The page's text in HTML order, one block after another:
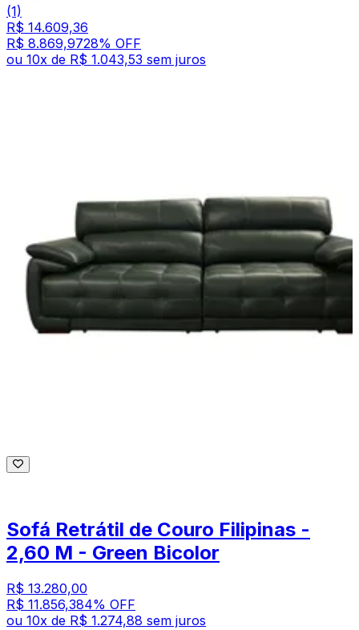
(1)
R$ 14.609,36
R$ 8.869,9728% OFF
ou 10x de R$ 1.043,53 sem juros
Sofá Retrátil de Couro Filipinas -
2,60 M - Green Bicolor
R$ 13.280,00
R$ 11.856,384% OFF
ou 10x de R$ 1.274,88 sem juros